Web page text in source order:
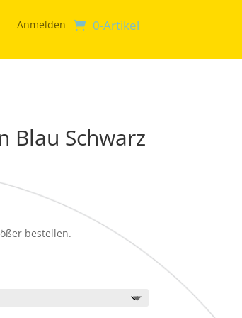
Anmelden 0-Artikel
Blau Schwarz
bestellen.